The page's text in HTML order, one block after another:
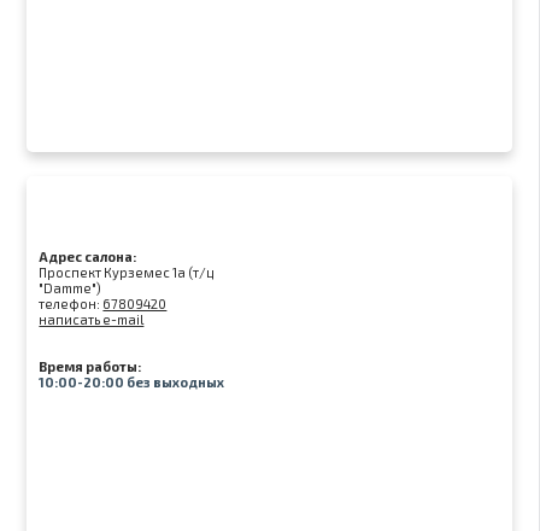
Адрес салона:
Проспект Курземес 1а (т/ц
"Damme")
телефон: 67809420
написать e-mail
Время работы:
10:00-20:00 без выходных